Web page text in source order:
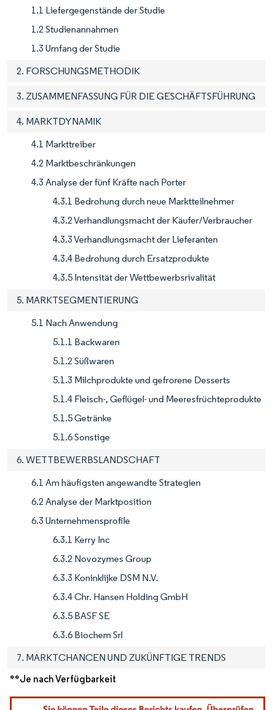
1.1 Liefergegenstände der Studie
1.2 Studienannahmen
1.3 Umfang der Studie
2. FORSCHUNGSMETHODIK
3. ZUSAMMENFASSUNG FÜR DIE GESCHÄFTSFÜHRUNG
4. MARKTDYNAMIK
4.1 Markttreiber
4.2 Marktbeschränkungen
4.3 Analyse der fünf Kräfte nach Porter
4.3.1 Bedrohung durch neue Marktteilnehmer
4.3.2 Verhandlungsmacht der Käufer/Verbraucher
4.3.3 Verhandlungsmacht der Lieferanten
4.3.4 Bedrohung durch Ersatzprodukte
4.3.5 Intensität der Wettbewerbsrivalität
5. MARKTSEGMENTIERUNG
5.1 Nach Anwendung
5.1.1 Backwaren
5.1.2 Süßwaren
5.1.3 Milchprodukte und gefrorene Desserts
5.1.4 Fleisch-, Geflügel- und Meeresfrüchteprodukte
5.1.5 Getränke
5.1.6 Sonstige
6. WETTBEWERBSLANDSCHAFT
6.1 Am häufigsten angewandte Strategien
6.2 Analyse der Marktposition
6.3 Unternehmensprofile
6.3.1 Kerry Inc
6.3.2 Novozymes Group
6.3.3 Koninklijke DSM N.V.
6.3.4 Chr. Hansen Holding GmbH
6.3.5 BASF SE
6.3.6 Biochem Srl
7. MARKTCHANCEN UND ZUKÜNFTIGE TRENDS
**Je nach Verfügbarkeit